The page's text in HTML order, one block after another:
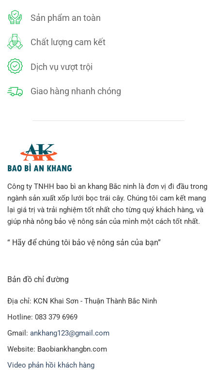
Sản phẩm an toàn
Chất lượng cam kết
Dịch vụ vượt trội
Giao hàng nhanh chóng
Công ty TNHH bao bì an khang Bắc ninh là đơn vị đi đầu trong
ngành sản xuất xốp lưới bọc trái cây. Chúng tôi cam kết mang
lại giá trị và trải nghiệm tốt nhất cho từng quý khách hàng, và
giúp nhà nông bảo vệ nông sản của mình một cách tốt nhất.
“ Hãy để chúng tôi bảo vệ nông sản của bạn”
Bản đồ chỉ đường
Địa chỉ: KCN Khai Sơn - Thuận Thành Bắc Ninh
Hotline: 083 379 6969
Gmail: ankhang123@gmail.com
Website: Baobiankhangbn.com
Video phản hồi khách hàng